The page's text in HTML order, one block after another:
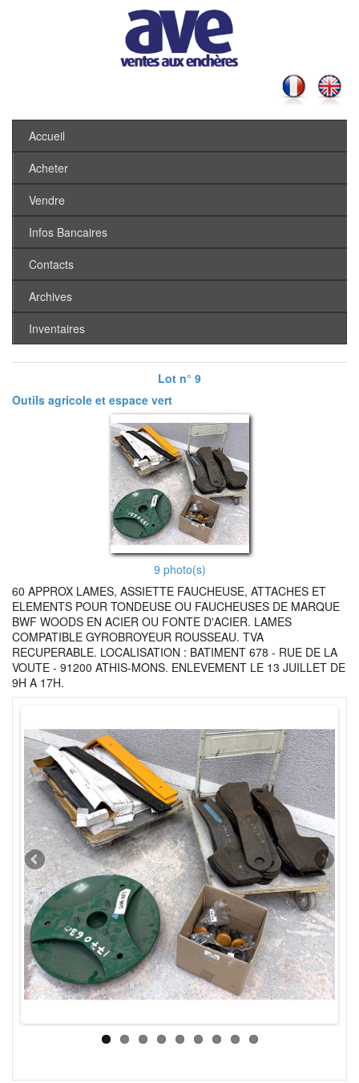
Accueil
Acheter
Vendre
Infos Bancaires
Contacts
Archives
Inventaires
Lot n° 9
Outils agricole et espace vert
9 photo(s)
60 APPROX LAMES, ASSIETTE FAUCHEUSE, ATTACHES ET
ELEMENTS POUR TONDEUSE OU FAUCHEUSES DE MARQUE
BWF WOODS EN ACIER OU FONTE D'ACIER. LAMES
COMPATIBLE GYROBROYEUR ROUSSEAU. TVA
RECUPERABLE. LOCALISATION : BATIMENT 678 - RUE DE LA
VOUTE - 91200 ATHIS-MONS. ENLEVEMENT LE 13 JUILLET DE
9H A 17H.